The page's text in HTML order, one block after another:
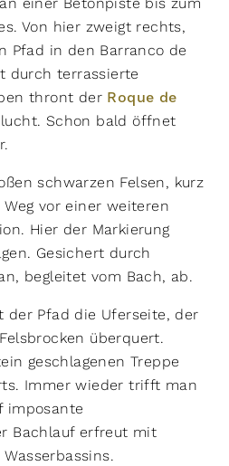
einer Beton­piste bis zum
Von hier zweigt rechts,
Pfad in den Barranco de
durch terrassierte
thront der Roque de
Schon bald öffnet
schwarzen Felsen, kurz
vor einer weiteren
Hier der Markierung
Gesichert durch
begleitet vom Bach, ab.
der Pfad die Uferseite, der
überquert.
geschlagenen Treppe
Immer wieder trifft man
imposante
Bachlauf erfreut mit